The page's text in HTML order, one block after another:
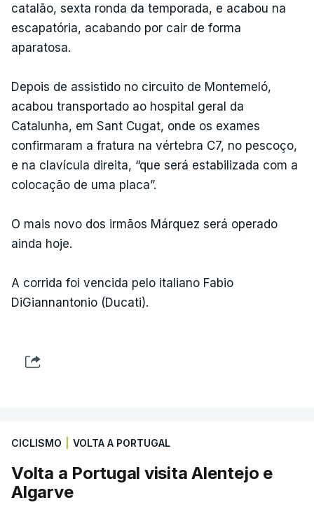
catalão, sexta ronda da temporada, e acabou na
escapatória, acabando por cair de forma
aparatosa.
Depois de assistido no circuito de Montemeló,
acabou transportado ao hospital geral da
Catalunha, em Sant Cugat, onde os exames
confirmaram a fratura na vértebra C7, no pescoço,
e na clavícula direita, “que será estabilizada com a
colocação de uma placa”.
O mais novo dos irmãos Márquez será operado
ainda hoje.
A corrida foi vencida pelo italiano Fabio
DiGiannantonio (Ducati).
CICLISMO VOLTA A PORTUGAL
Volta a Portugal visita Alentejo e
Algarve